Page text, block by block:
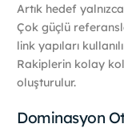
Artık hedef
Çok güçlü
link yapıları
Rakiplerin kolay
oluşturulur.
Dominasyon